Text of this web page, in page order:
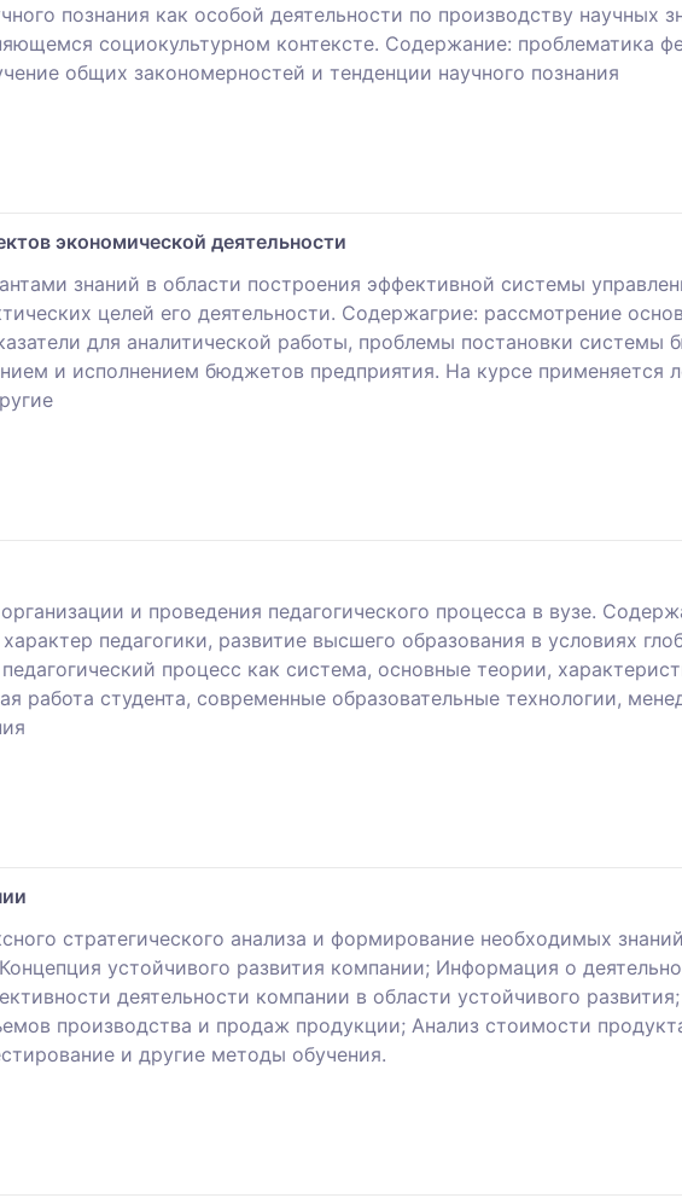
познания как особой деятельности по производству научных
социокультурном контексте. Содержание: проблематика
общих закономерностей и тенденции научного познания
экономической деятельности
знаний в области построения эффективной системы
целей его деятельности. Содержагрие: рассмотрение
для аналитической работы, проблемы постановки системы
и исполнением бюджетов предприятия. На курсе применяется
и проведения педагогического процесса в вузе.
педагогики, развитие высшего образования в условиях
процесс как система, основные теории,
работа студента, современные образовательные технологии,
стратегического анализа и формирование необходимых
устойчивого развития компании; Информация о
деятельности компании в области устойчивого
производства и продаж продукции; Анализ стоимости
и другие методы обучения.